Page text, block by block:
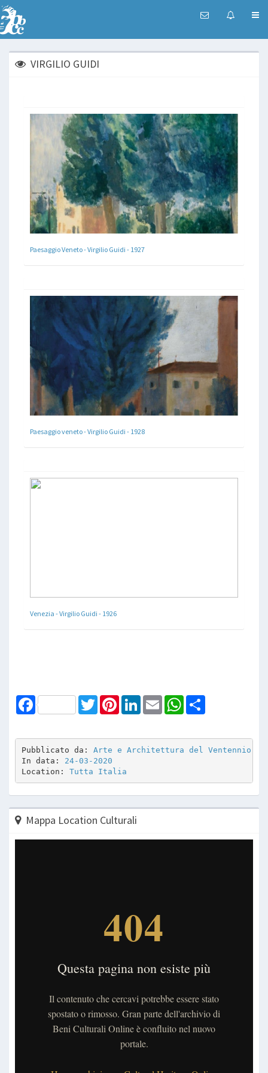
VIRGILIO GUIDI
Paesaggio Veneto - Virgilio Guidi - 1927
Paesaggio veneto - Virgilio Guidi - 1928
Venezia - Virgilio Guidi - 1926
Facebook TwitterPinterestLinkedInEmail WhatsApp
Pubblicato da: Arte e Architettura del Ventennio
In data: 24-03-2020
Location: Tutta Italia
Mappa Location Culturali